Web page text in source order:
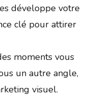
développe votre
clé pour attirer
moments vous
un autre angle,
visuel.